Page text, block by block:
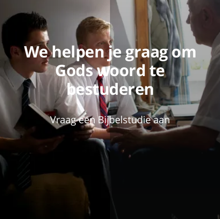
We helpen je graag om
Gods woord te
bestuderen
Vraag een Bijbelstudie aan